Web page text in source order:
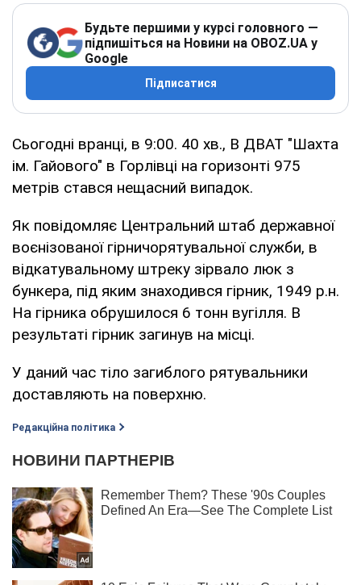
Будьте першими у курсі головного —
підпишіться на Новини на OBOZ.UA у
Google
Підписатися
Сьогодні вранці, в 9:00. 40 хв., В ДВАТ "Шахта
ім. Гайового" в Горлівці на горизонті 975
метрів стався нещасний випадок.
Як повідомляє Центральний штаб державної
воєнізованої гірничорятувальної служби, в
відкатувальному штреку зірвало люк з
бункера, під яким знаходився гірник, 1949 р.н.
На гірника обрушилося 6 тонн вугілля. В
результаті гірник загинув на місці.
У даний час тіло загиблого рятувальники
доставляють на поверхню.
Редакційна політика